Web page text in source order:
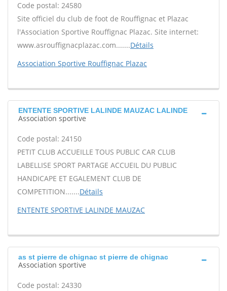
Code postal: 24580
Site officiel du club de foot de Rouffignac et Plazac
l'Association Sportive Rouffignac Plazac. Site internet:
www.asrouffignacplazac.com.......Détails
Association Sportive Rouffignac Plazac
ENTENTE SPORTIVE LALINDE MAUZAC LALINDE
Association sportive
Code postal: 24150
PETIT CLUB ACCUEILLE TOUS PUBLIC CAR CLUB
LABELLISE SPORT PARTAGE ACCUEIL DU PUBLIC
HANDICAPE ET EGALEMENT CLUB DE
COMPETITION.......Détails
ENTENTE SPORTIVE LALINDE MAUZAC
as st pierre de chignac st pierre de chignac
Association sportive
Code postal: 24330